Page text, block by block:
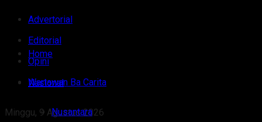
Advertorial
Editorial
Opini
Wartawan Ba Carita
Minggu, 9 Agustus 2026
Home
Nasional
Nusantara